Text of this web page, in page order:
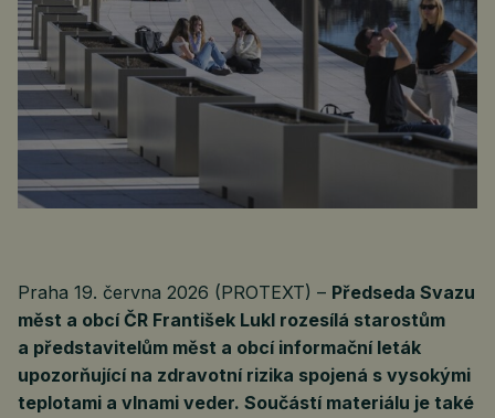
Praha 19. června 2026 (PROTEXT) – Předseda Svazu
měst a obcí ČR František Lukl rozesílá starostům
a představitelům měst a obcí informační leták
upozorňující na zdravotní rizika spojená s vysokými
teplotami a vlnami veder. Součástí materiálu je také